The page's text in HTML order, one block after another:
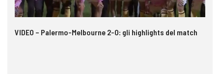
VIDEO – Palermo-Melbourne 2-0: gli highlights del match